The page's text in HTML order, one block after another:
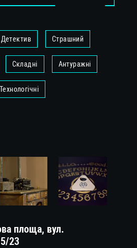
Детектив Страшний
Складні Антуражні
Технологічні
площа, вул.
23